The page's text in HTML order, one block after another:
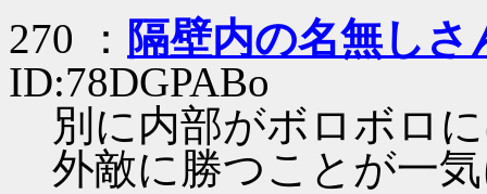
270 ： 隔壁内の名無しさ
ID:78DGPABo
別に内部がボロボロ
外敵に勝つことが一